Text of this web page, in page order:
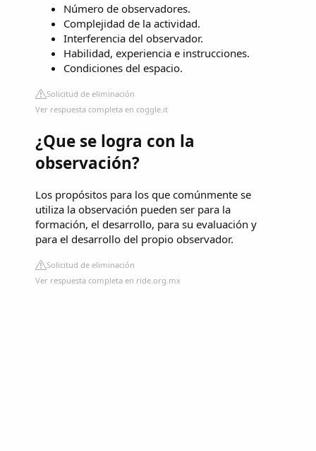
Número de observadores.
Complejidad de la actividad.
Interferencia del observador.
Habilidad, experiencia e instrucciones.
Condiciones del espacio.
Solicitud de eliminación
Ver respuesta completa en coggle.it
¿Que se logra con la
observación?
Los propósitos para los que comúnmente se
utiliza la observación pueden ser para la
formación, el desarrollo, para su evaluación y
para el desarrollo del propio observador.
Solicitud de eliminación
Ver respuesta completa en ride.org.mx